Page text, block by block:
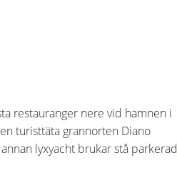
restauranger nere vid hamnen i
turisttäta grannorten Diano
lyxyacht brukar stå parkerad